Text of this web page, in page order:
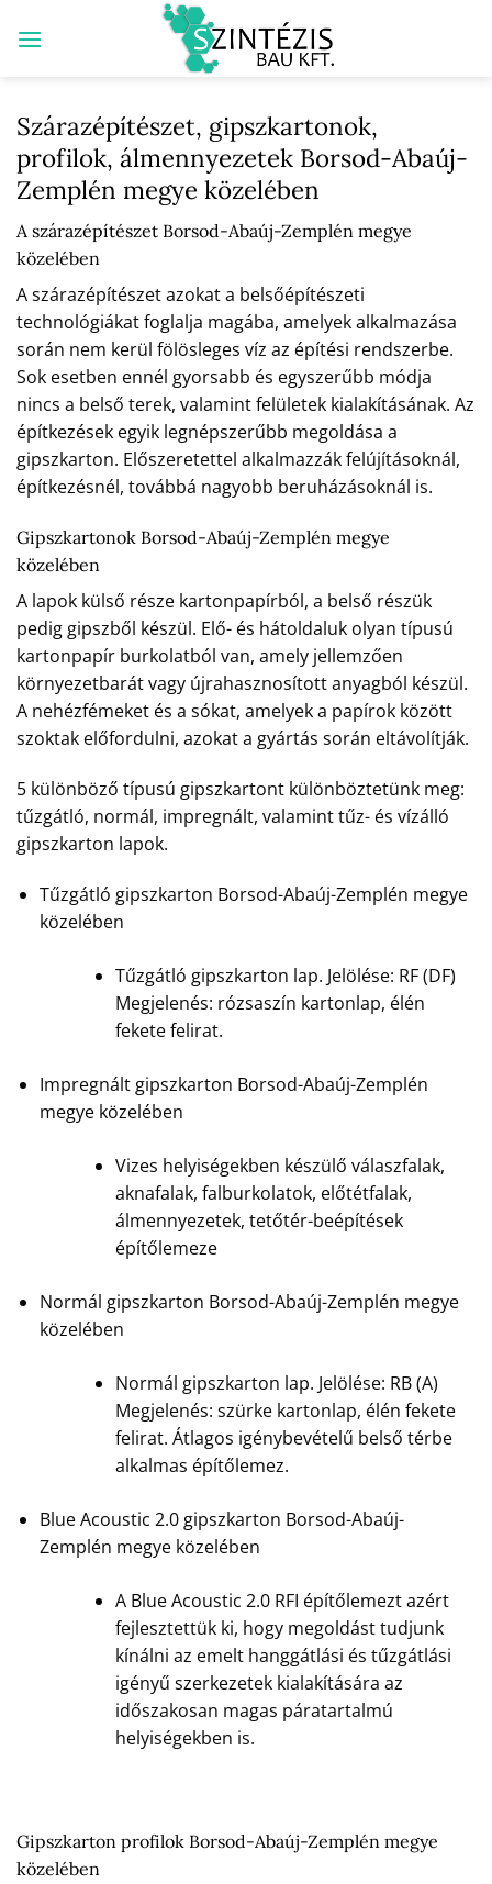
Szárazépítészet, gipszkartonok,
profilok, álmennyezetek Borsod-Abaúj-
Zemplén megye közelében
A szárazépítészet Borsod-Abaúj-Zemplén megye
közelében
A szárazépítészet azokat a belsőépítészeti
technológiákat foglalja magába, amelyek alkalmazása
során nem kerül fölösleges víz az építési rendszerbe.
Sok esetben ennél gyorsabb és egyszerűbb módja
nincs a belső terek, valamint felületek kialakításának. Az
építkezések egyik legnépszerűbb megoldása a
gipszkarton. Előszeretettel alkalmazzák felújításoknál,
építkezésnél, továbbá nagyobb beruházásoknál is.
Gipszkartonok Borsod-Abaúj-Zemplén megye
közelében
A lapok külső része kartonpapírból, a belső részük
pedig gipszből készül. Elő- és hátoldaluk olyan típusú
kartonpapír burkolatból van, amely jellemzően
környezetbarát vagy újrahasznosított anyagból készül.
A nehézfémeket és a sókat, amelyek a papírok között
szoktak előfordulni, azokat a gyártás során eltávolítják.
5 különböző típusú gipszkartont különböztetünk meg:
tűzgátló, normál, impregnált, valamint tűz- és vízálló
gipszkarton lapok.
Tűzgátló gipszkarton Borsod-Abaúj-Zemplén megye
közelében
Tűzgátló gipszkarton lap. Jelölése: RF (DF)
Megjelenés: rózsaszín kartonlap, élén
fekete felirat.
Impregnált gipszkarton Borsod-Abaúj-Zemplén
megye közelében
Vizes helyiségekben készülő válaszfalak,
aknafalak, falburkolatok, előtétfalak,
álmennyezetek, tetőtér-beépítések
építőlemeze
Normál gipszkarton Borsod-Abaúj-Zemplén megye
közelében
Normál gipszkarton lap. Jelölése: RB (A)
Megjelenés: szürke kartonlap, élén fekete
felirat. Átlagos igénybevételű belső térbe
alkalmas építőlemez.
Blue Acoustic 2.0 gipszkarton Borsod-Abaúj-
Zemplén megye közelében
A Blue Acoustic 2.0 RFI építőlemezt azért
fejlesztettük ki, hogy megoldást tudjunk
kínálni az emelt hanggátlási és tűzgátlási
igényű szerkezetek kialakítására az
időszakosan magas páratartalmú
helyiségekben is.
Gipszkarton profilok Borsod-Abaúj-Zemplén megye
közelében